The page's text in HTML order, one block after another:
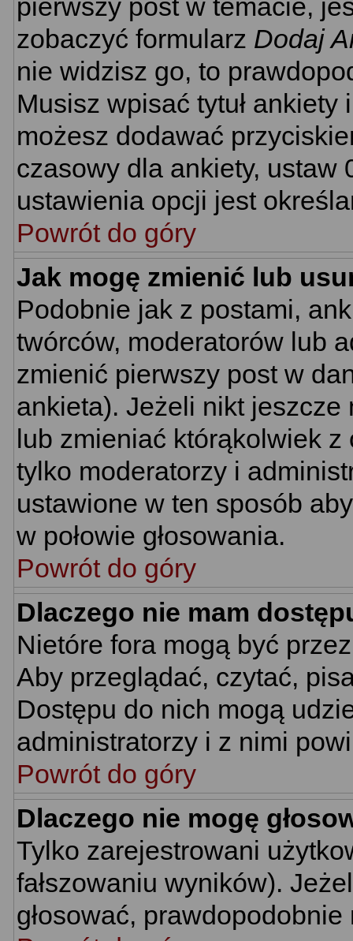
pierwszy post w temacie,
zobaczyć formularz Dodaj
nie widzisz go, to
Musisz wpisać tytuł
możesz dodawać
czasowy dla ankiety, ustaw
ustawienia opcji jest
Powrót do góry
Jak mogę zmienić lub
Podobnie jak z postami,
twórców, moderatorów lub
zmienić pierwszy post w
ankieta). Jeżeli nikt jeszcze
lub zmieniać którąkolwiek z
tylko moderatorzy i
ustawione w ten sposób
w połowie głosowania.
Powrót do góry
Dlaczego nie mam
Nietóre fora mogą być
Aby przeglądać, czytać,
Dostępu do nich mogą
administratorzy i z nimi
Powrót do góry
Dlaczego nie mogę
Tylko zarejestrowani
fałszowaniu wyników).
głosować,